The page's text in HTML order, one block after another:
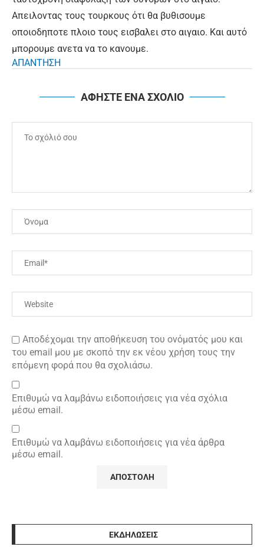
Απειλοντας τους τουρκους ότι θα βυθισουμε
οποιοδηποτε πλοιο τους εισβαλει στο αιγαιο. Και αυτό
μπορουμε ανετα να το κανουμε.
ΑΠΑΝΤΗΣΗ
ΑΦΗΣΤΕ ΕΝΑ ΣΧΟΛΙΟ
Αποδέχομαι την αποθήκευση του ονόματός μου και
του email μου με σκοπό την εκ νέου χρήση τους την
επόμενη φορά που θα σχολιάσω.
Επιθυμώ να λαμβάνω ειδοποιήσεις για νέα σχόλια
μέσω email.
Επιθυμώ να λαμβάνω ειδοποιήσεις για νέα άρθρα
μέσω email.
ΕΚΔΗΛΩΣΕΙΣ